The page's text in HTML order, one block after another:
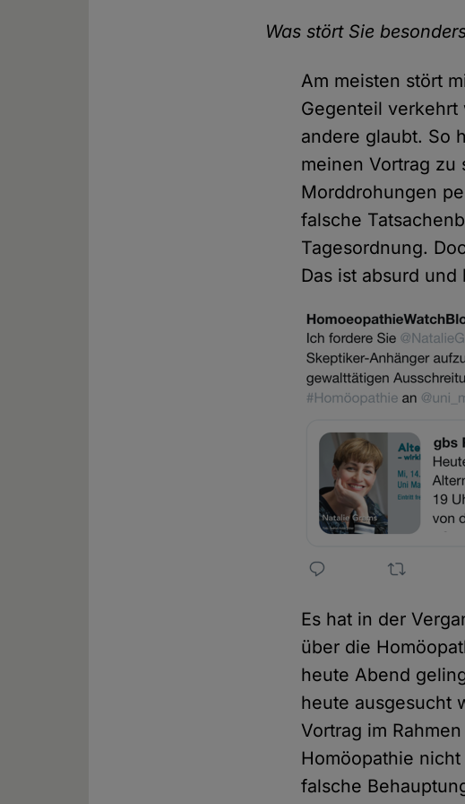
Was stört Sie
Am meisten stört
Gegenteil verkehrt
andere glaubt. So
meinen Vortrag zu
Morddrohungen
falsche
Tagesordnung.
Das ist absurd
Es hat in der
über die
heute Abend
heute ausgesucht
Vortrag im
Homöopathie
falsche